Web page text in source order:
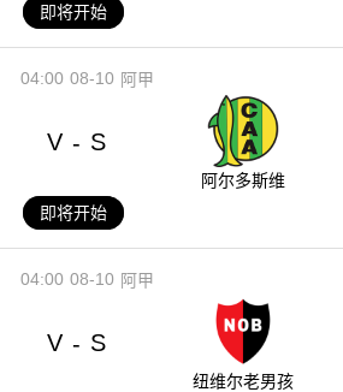
即将开始
08-10
04:00 阿甲
V - S
阿尔多斯维
即将开始
08-10
04:00 阿甲
V - S
纽维尔老男孩